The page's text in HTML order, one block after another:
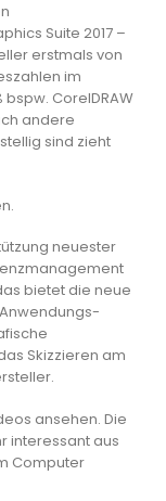
Suite 2017 –
erstmals von
im
CorelDRAW
andere
sind zieht
neuester
bietet die neue
Anwendungs-
Skizzieren am
ansehen. Die
interessant aus
Computer